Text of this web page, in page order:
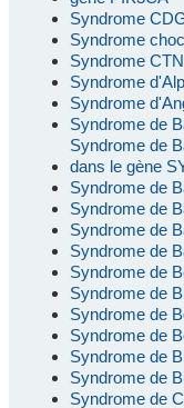
Syndrome
Syndrome
Syndrome
Syndrome
Syndrome
Syndrome de
Syndrome de
dans le gène
Syndrome de
Syndrome de
Syndrome de
Syndrome de
Syndrome de
Syndrome de
Syndrome de
Syndrome de
Syndrome de
Syndrome de
Syndrome de